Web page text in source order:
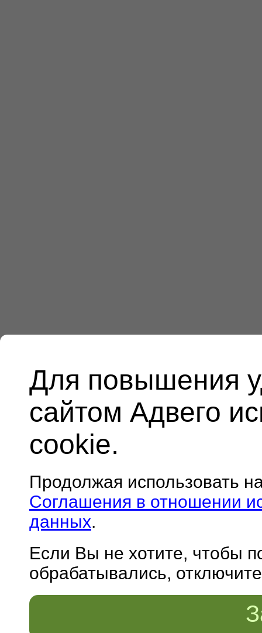
Для повышения
сайтом Адвего
cookie.
Продолжая использовать
Соглашения в отношении
данных.
Если Вы не хотите, чтобы
обрабатывались,